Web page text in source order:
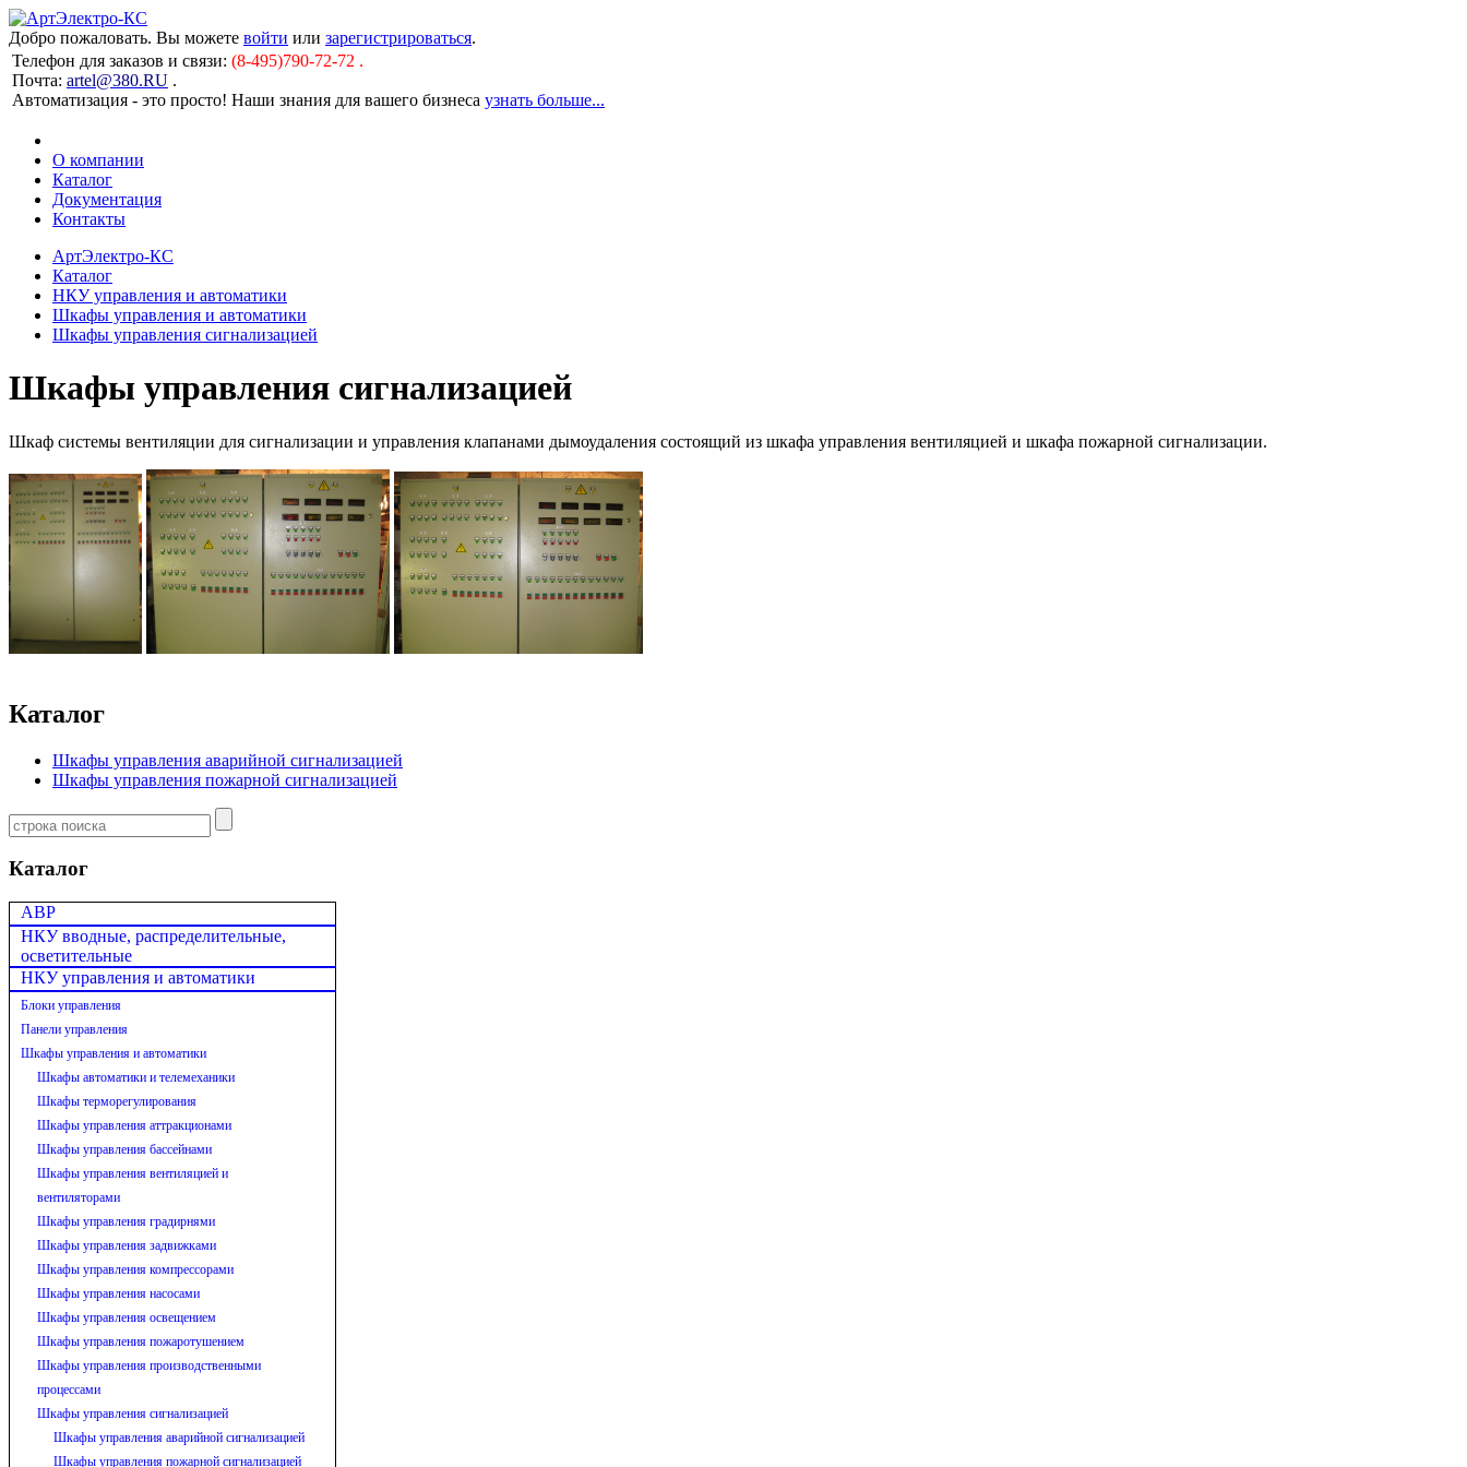
Добро пожаловать. Вы можете войти или зарегистрироваться.
Телефон для заказов и связи: (8-495)790-72-72 .
Почта: artel@380.RU .
Автоматизация - это просто! Наши знания для вашего бизнеса узнать больше...
О компании
Каталог
Документация
Контакты
АртЭлектро-КС
Каталог
НКУ управления и автоматики
Шкафы управления и автоматики
Шкафы управления сигнализацией
Шкафы управления сигнализацией
Шкаф системы вентиляции для сигнализации и управления клапанами дымоудаления состоящий из шкафа управления вентиляцией и шкафа пожарной сигнализации.
Каталог
Шкафы управления аварийной сигнализацией
Шкафы управления пожарной сигнализацией
Каталог
АВР
НКУ вводные, распределительные,
осветительные
НКУ управления и автоматики
Блоки управления
Панели управления
Шкафы управления и автоматики
Шкафы автоматики и телемеханики
Шкафы терморегулирования
Шкафы управления аттракционами
Шкафы управления бассейнами
Шкафы управления вентиляцией и
вентиляторами
Шкафы управления градирнями
Шкафы управления задвижками
Шкафы управления компрессорами
Шкафы управления насосами
Шкафы управления освещением
Шкафы управления пожаротушением
Шкафы управления производственными
процессами
Шкафы управления сигнализацией
Шкафы управления аварийной сигнализацией
Шкафы управления пожарной сигнализацией